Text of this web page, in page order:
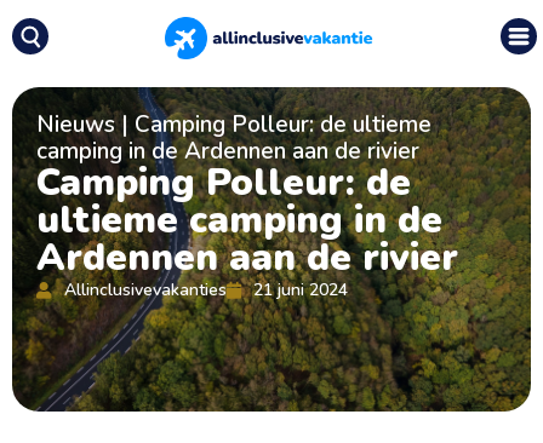
Nieuws| Camping Polleur: de ultieme
camping in de Ardennen aan de rivier
Camping Polleur: de
ultieme camping in de
Ardennen aan de rivier
Allinclusivevakanties 21 juni 2024